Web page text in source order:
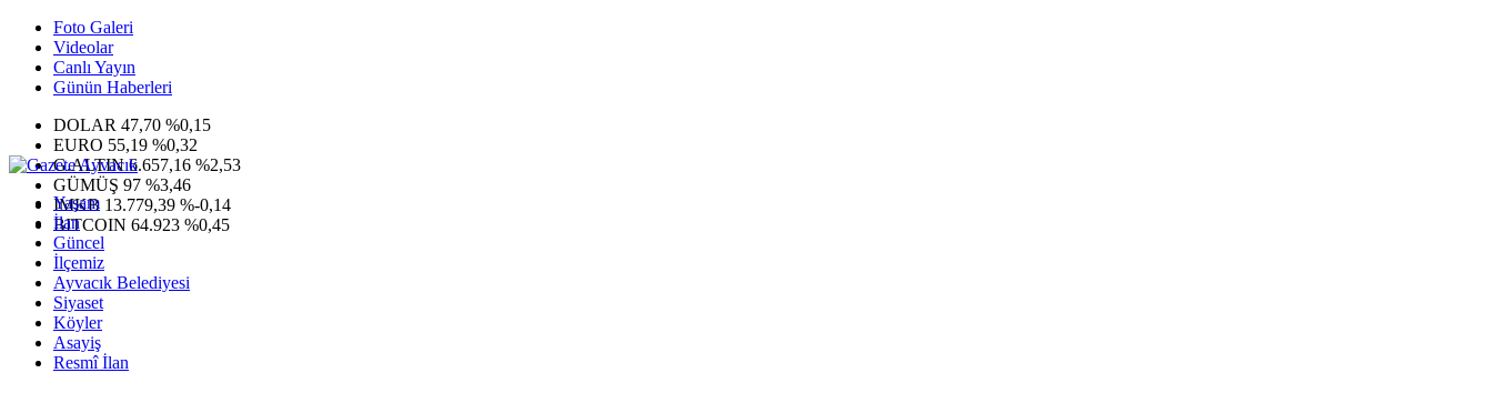
Foto Galeri
Videolar
Canlı Yayın
Günün Haberleri
DOLAR 47,70 %0,15
EURO 55,19 %0,32
G.ALTIN6.657,16 %2,53
GÜMÜŞ 97 %3,46
IMKB 13.779,39 %-0,14
BITCOIN 64.923 %0,45
Yaşam
İlan
Güncel
İlçemiz
Ayvacık Belediyesi
Siyaset
Köyler
Asayiş
Resmî İlan